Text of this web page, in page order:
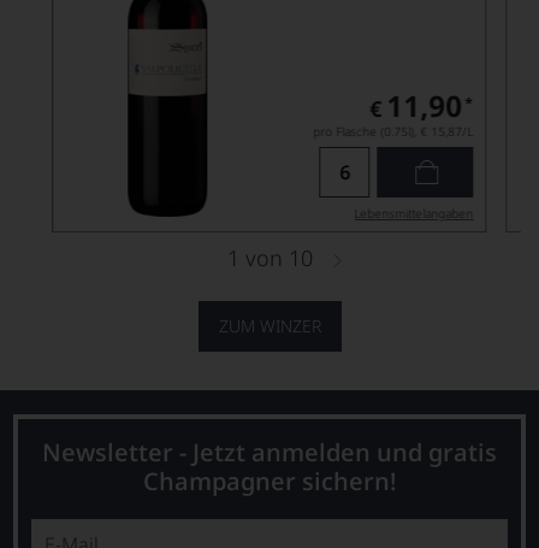
ZUM WINZER
€ 11,90 *
pro Flasche (0.75l), € 15,87 /L
Lebensmittel­angaben
1 von 10
Newsletter - Jetzt anmelden und gratis
Champagner sichern!